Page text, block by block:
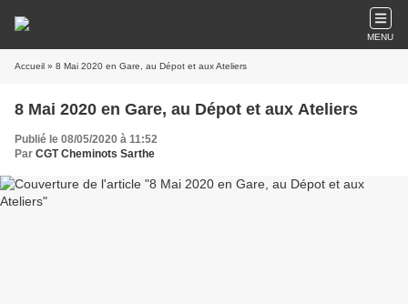
MENU
Accueil » 8 Mai 2020 en Gare, au Dépot et aux Ateliers
8 Mai 2020 en Gare, au Dépot et aux Ateliers
Publié le 08/05/2020 à 11:52
Par CGT Cheminots Sarthe